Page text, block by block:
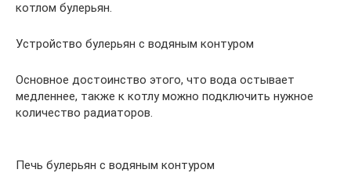
котлом булерьян.
Устройство булерьян с водяным контуром
Основное достоинство этого, что вода остывает
медленнее, также к котлу можно подключить нужное
количество радиаторов.
Печь булерьян с водяным контуром